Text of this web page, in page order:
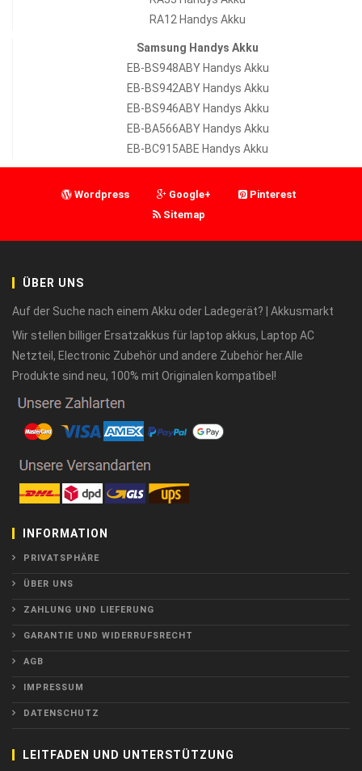
RA12 Handys Akku
Samsung Handys Akku
EB-BS948ABY Handys Akku
EB-BS942ABY Handys Akku
EB-BS946ABY Handys Akku
EB-BA566ABY Handys Akku
EB-BC915ABE Handys Akku
Wordpress Google+
Pinterest
Sitemap
ÜBER UNS
Auf der Suche nach einem Akku oder Ladegerät? | Akkusmarkt
Wir stellen billiger Ersatzakkus für laptop akkus, Laptop AC
Netzteil, Electronic Zubehör und andere Zubehör her.Alle
Produkte sind neu, 100% mit Originalen kompatibel!
INFORMATION
PRIVATSPHÄRE
ÜBER UNS
ZAHLUNG UND LIEFERUNG
GARANTIE UND WIDERRUFSRECHT
AGB
IMPRESSUM
DATENSCHUTZ
LEITFADEN UND UNTERSTÜTZUNG